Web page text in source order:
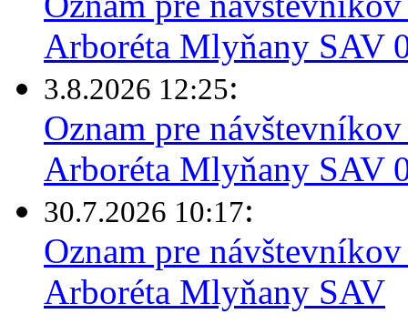
Arboréta Mlyňany SAV
3.8.2026 12:25:
Oznam pre
Arboréta Mlyňany SAV
30.7.2026 10:17:
Oznam pre
Arboréta Mlyňany SAV